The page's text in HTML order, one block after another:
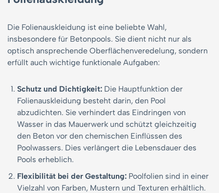
Die Folienauskleidung ist eine beliebte Wahl,
insbesondere für Betonpools. Sie dient nicht nur als
optisch ansprechende Oberflächenveredelung, sondern
erfüllt auch wichtige funktionale Aufgaben:
Schutz und Dichtigkeit: Die Hauptfunktion der
Folienauskleidung besteht darin, den Pool
abzudichten. Sie verhindert das Eindringen von
Wasser in das Mauerwerk und schützt gleichzeitig
den Beton vor den chemischen Einflüssen des
Poolwassers. Dies verlängert die Lebensdauer des
Pools erheblich.
Flexibilität bei der Gestaltung: Poolfolien sind in einer
Vielzahl von Farben, Mustern und Texturen erhältlich.